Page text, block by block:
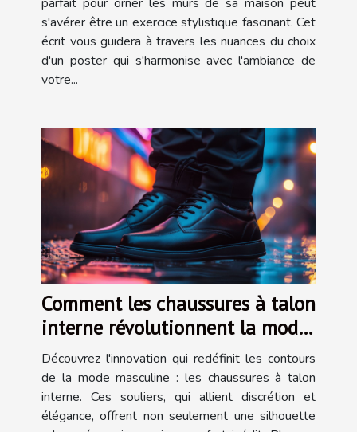
s'avérer être un exercice stylistique fascinant. Cet
écrit vous guidera à travers les nuances du choix
d'un poster qui s'harmonise avec l'ambiance de
votre...
Comment les chaussures à talon
interne révolutionnent la mode
masculine
Découvrez l'innovation qui redéfinit les contours
de la mode masculine : les chaussures à talon
interne. Ces souliers, qui allient discrétion et
élégance, offrent non seulement une silhouette